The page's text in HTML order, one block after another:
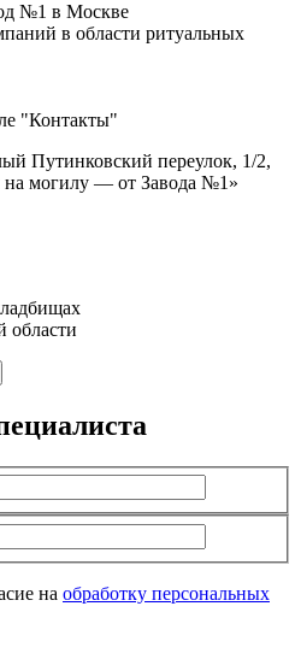
№1 в Москве
в области ритуальных
"Контакты"
Путинковский переулок, 1/2,
на могилу — от Завода №1»
области
на обработку персональных